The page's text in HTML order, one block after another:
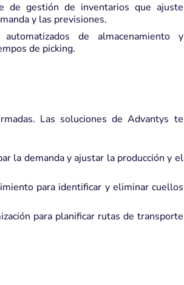
de gestión de inventarios que ajuste
y las previsiones.
de almacenamiento y
de picking.
Las soluciones de Advantys te
la demanda y ajustar la producción y el
para identificar y eliminar cuellos
para planificar rutas de transporte